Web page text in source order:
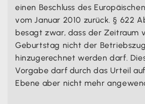
einen Beschluss des
vom Januar 2010 zurück. § 622
besagt zwar, dass der Zeitraum
Geburtstag nicht der
hinzugerechnet werden darf.
Vorgabe darf durch das Urteil
Ebene aber nicht mehr